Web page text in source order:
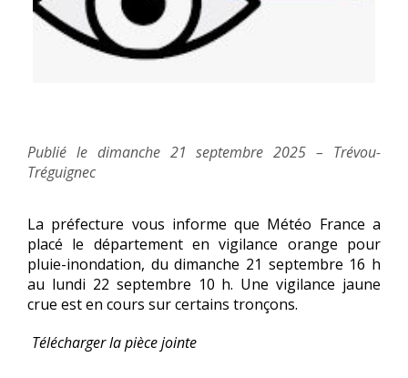
Publié le dimanche 21 septembre 2025 – Trévou-
Tréguignec
La préfecture vous informe que Météo France a
placé le département en vigilance orange pour
pluie-inondation, dudimanche 21 septembre 16 h
au lundi 22 septembre 10 h. Une vigilance jaune
crue est en cours sur certains tronçons.
Télécharger la pièce jointe